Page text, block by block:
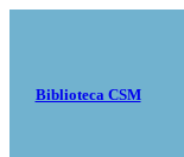
Biblioteca CSM